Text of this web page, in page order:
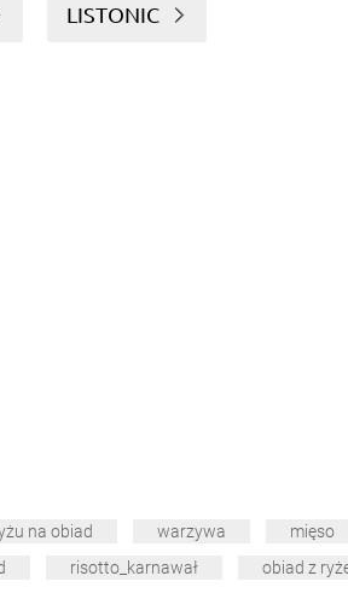
LISTONIC
na obiad warzywa mięso
risotto_karnawał obiad z